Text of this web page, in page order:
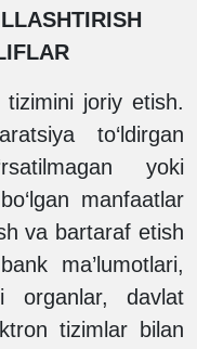
joriy etish.
to‘ldirgan
yoki
manfaatlar
va bartaraf etish
ma’lumotlari,
organlar, davlat
tizimlar bilan